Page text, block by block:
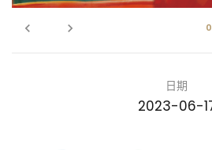
keyboard_arrow_left keyboard_arrow_right
日期
2023-06-